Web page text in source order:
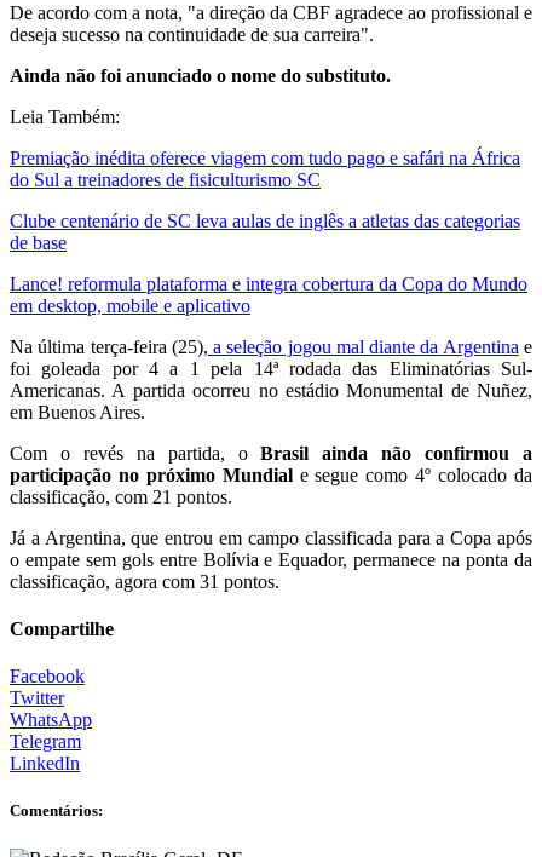
De acordo com a nota, "a direção da CBF agradece ao profissional e
deseja sucesso na continuidade de sua carreira".
Ainda não foi anunciado o nome do substituto.
Leia Também:
Premiação inédita oferece viagem com tudo pago e safári na África
do Sul a treinadores de fisiculturismo SC
Clube centenário de SC leva aulas de inglês a atletas das categorias
de base
Lance! reformula plataforma e integra cobertura da Copa do Mundo
em desktop, mobile e aplicativo
Na última terça-feira (25), a seleção jogou mal diante da Argentina e
foi goleada por 4 a 1 pela 14ª rodada das Eliminatórias Sul-
Americanas. A partida ocorreu no estádio Monumental de Nuñez,
em Buenos Aires.
Com o revés na partida, oBrasil ainda não confirmou a
participação no próximo Mundiale segue como 4º colocado da
classificação, com 21 pontos.
Já a Argentina, que entrou em campo classificada para a Copa após
o empate sem gols entre Bolívia e Equador, permanece na ponta da
classificação, agora com 31 pontos.
Compartilhe
Facebook
Twitter
WhatsApp
Telegram
LinkedIn
Comentários: